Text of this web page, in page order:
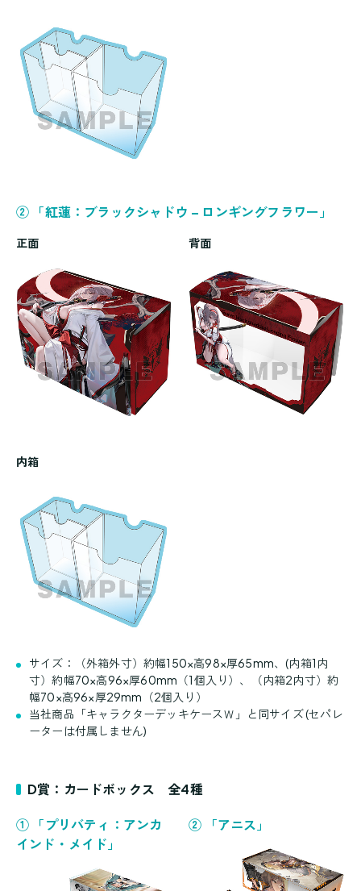
② 「紅蓮：ブラックシャドウ – ロンギングフラワー」
正面 背面
内箱
サイズ：（外箱外寸）約幅150×高98×厚65mm、(内箱1内
寸）約幅70×高96×厚60mm（1個入り）、（内箱2内寸）約
幅70×高96×厚29mm（2個入り）
当社商品「キャラクターデッキケースＷ」と同サイズ (セパレ
ーターは付属しません)
D賞：カードボックス 全4種
① 「プリバティ：アンカ
インド・メイド」
② 「アニス」